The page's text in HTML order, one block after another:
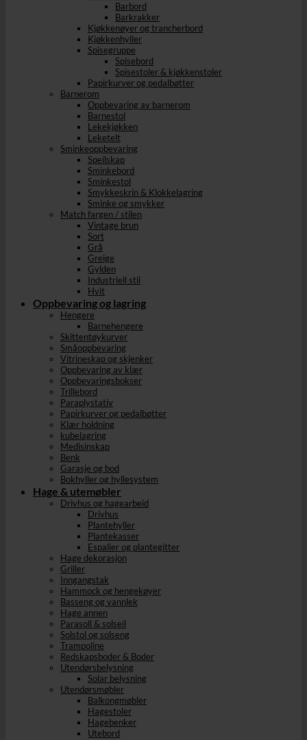
Barbord
Barkrakker
Kjøkkenøyer og trancherbord
Kjøkkenhyller
Spisegruppe
Spisebord
Spisestoler & kjøkkenstoler
Papirkurver og pedalbøtter
Barnerom
Oppbevaring av barnerom
Barnestol
Lekekjøkken
Leketelt
Sminkeoppbevaring
Speilskap
Sminkebord
Sminkestol
Smykkeskrin & Klokkelagring
Sminke og smykker
Match fargen / stilen
Vintage brun
Sort
Grå
Greige
Gylden
Industriell stil
Hvit
Oppbevaring og lagring
Hengere
Barnehengere
Skittentøykurver
Småoppbevaring
Vitrineskap og skjenker
Oppbevaring av klær
Oppbevaringsbokser
Trillebord
Paraplystativ
Papirkurver og pedalbøtter
Klær holdning
kubelagring
Medisinskap
Benk
Garasje og bod
Bokhyller og hyllesystem
Hage & utemøbler
Drivhus og hagearbeid
Drivhus
Plantehyller
Plantekasser
Espalier og plantegitter
Hage dekorasjon
Griller
Inngangstak
Hammock og hengekøyer
Basseng og vannlek
Hage annen
Parasoll & solseil
Solstol og solseng
Trampoline
Redskapsboder & Boder
Utendørsbelysning
Solar belysning
Utendørsmøbler
Balkongmøbler
Hagestoler
Hagebenker
Utebord